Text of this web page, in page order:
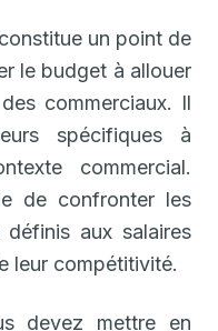
un point de
le budget à allouer
commerciaux. Il
spécifiques à
commercial.
de confronter les
définis aux salaires
leur compétitivité.
devez mettre en